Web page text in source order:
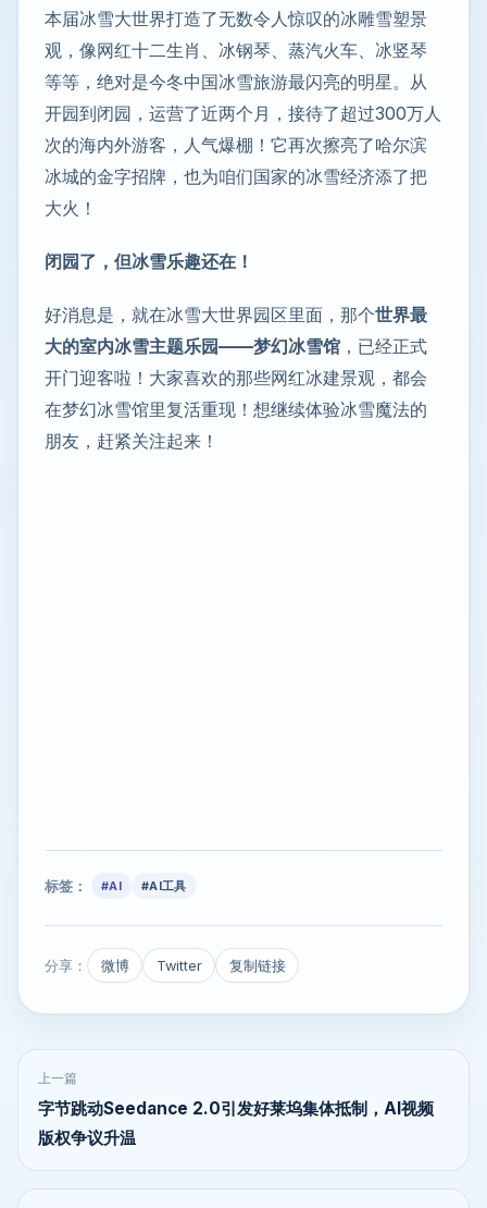
本届冰雪大世界打造了无数令人惊叹的冰雕雪塑景
观，像网红十二生肖、冰钢琴、蒸汽火车、冰竖琴
等等，绝对是今冬中国冰雪旅游最闪亮的明星。从
开园到闭园，运营了近两个月，接待了超过300万人
次的海内外游客，人气爆棚！它再次擦亮了哈尔滨
冰城的金字招牌，也为咱们国家的冰雪经济添了把
大火！
闭园了，但冰雪乐趣还在！
好消息是，就在冰雪大世界园区里面，那个世界最
大的室内冰雪主题乐园——梦幻冰雪馆 ，已经正式
开门迎客啦！大家喜欢的那些网红冰建景观，都会
在梦幻冰雪馆里复活重现！想继续体验冰雪魔法的
朋友，赶紧关注起来！
标签： #AI #AI工具
分享： 微博 Twitter 复制链接
上一篇
字节跳动Seedance 2.0引发好莱坞集体抵制，AI视频
版权争议升温